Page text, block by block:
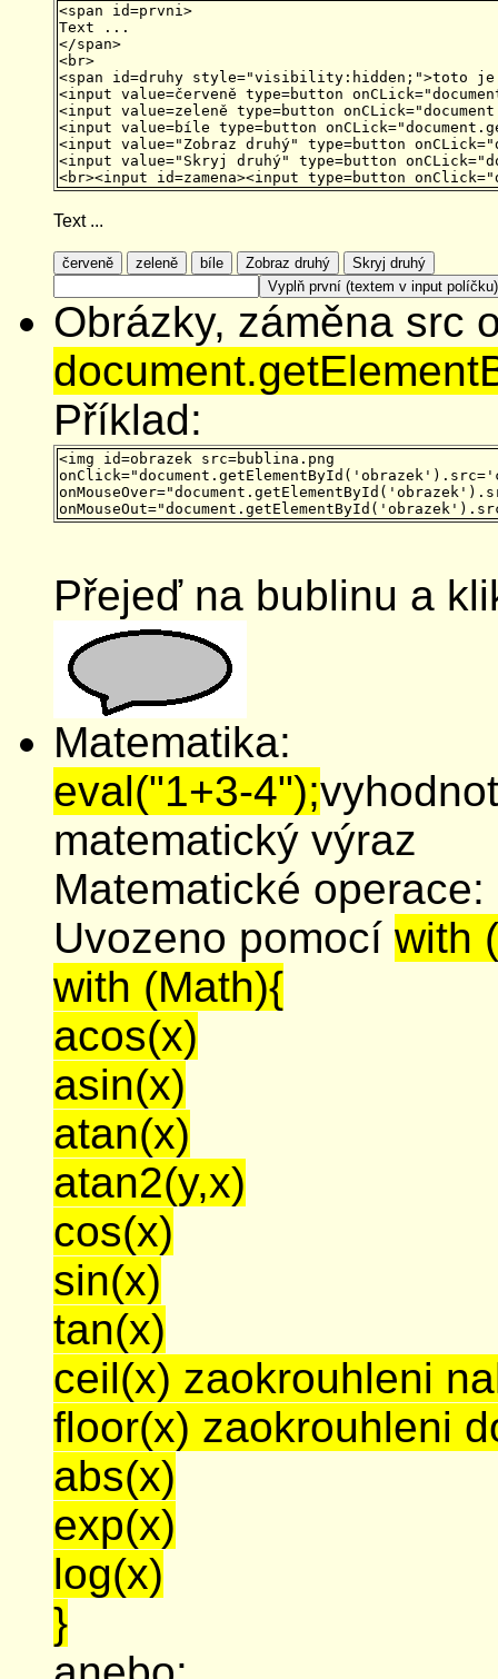
<span id=prvni>
Text ...
</span>
<br>
<span id=druhy style="visibility:hidden;">toto je
<input value=červeně type=button
<input value=zeleně type=button
<input value=bíle type=button
<input value="Zobraz druhý" type=button
<input value="Skryj druhý" type=button
Text ...
Obrázky, záměna src
Příklad:
<img id=obrazek src=bublina.png
Přejeď na bublinu a
Matematika:
eval("1+3-4");
matematický výraz
Matematické operace:
Uvozeno pomocí with
with (Math){
acos(x)
asin(x)
atan(x)
atan2(y,x)
cos(x)
sin(x)
tan(x)
ceil(x) zaokrouhleni
floor(x) zaokrouhleni
abs(x)
exp(x)
log(x)
}